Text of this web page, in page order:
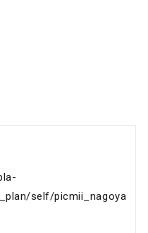
self/picmii_nagoya